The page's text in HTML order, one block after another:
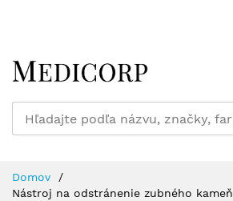
to
Content
Domov
Nástroj na odstránenie zubného